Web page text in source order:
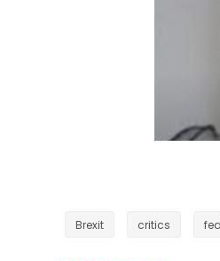
Brexit critics